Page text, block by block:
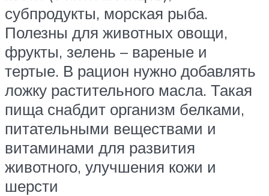
субпродукты, морская рыба.
Полезны для животных овощи,
фрукты, зелень – вареные и
тертые. В рацион нужно добавлять
ложку растительного масла. Такая
пища снабдит организм белками,
питательными веществами и
витаминами для развития
животного, улучшения кожи и
шерсти